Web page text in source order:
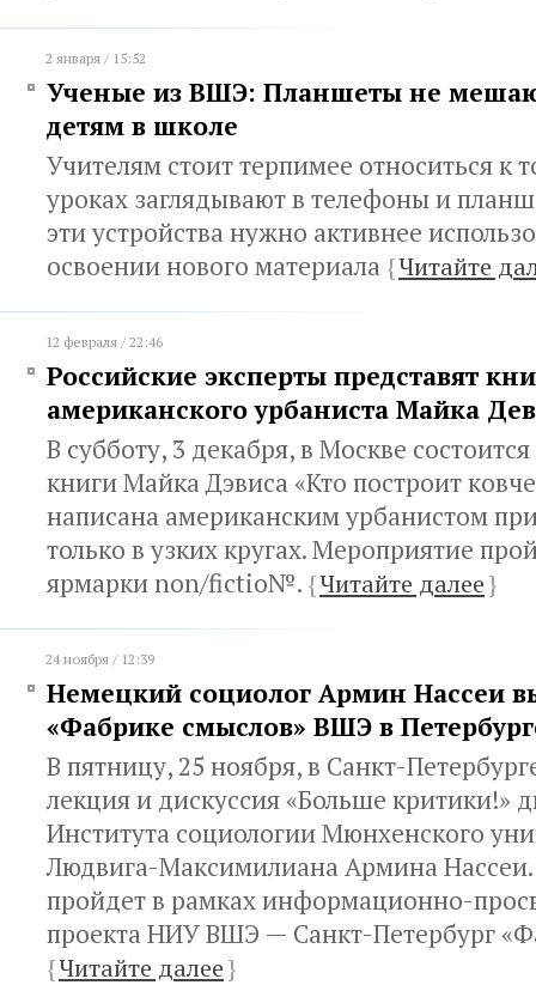
2 января / 15:52
Ученые из ВШЭ: Планшеты не
детям в школе
Учителям стоит терпимее относиться к
уроках заглядывают в телефоны и
эти устройства нужно активнее
освоении нового материала {Читайте
12 февраля / 22:46
Российские эксперты представят
американского урбаниста Майка
В субботу, 3 декабря, в Москве
книги Майка Дэвиса «Кто построит
написана американским урбанистом
только в узких кругах. Мероприятие
ярмарки non/fictio№. {Читайте далее}
24 ноября / 12:39
Немецкий социолог Армин Нассеи
«Фабрике смыслов» ВШЭ в
В пятницу, 25 ноября, в Санкт-
лекция и дискуссия «Больше критики!»
Института социологии Мюнхенского
Людвига-Максимилиана Армина
пройдет в рамках информационно-
проекта НИУ ВШЭ — Санкт-Петербург
{Читайте далее}